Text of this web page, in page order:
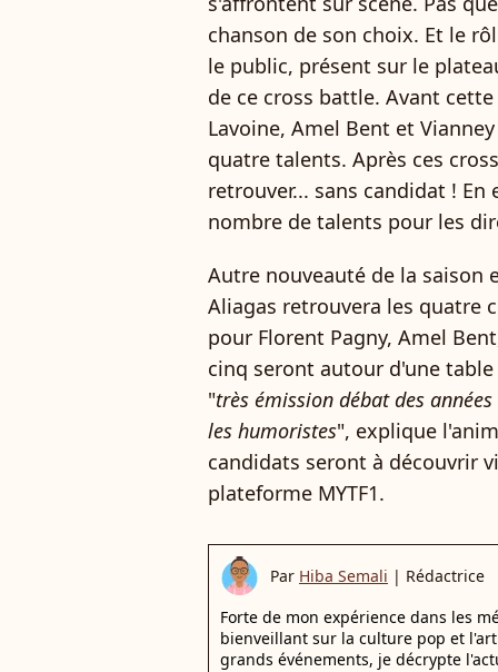
chanson de son choix. Et le
le public, présent sur le
de ce cross battle. Avant
Lavoine, Amel Bent et
quatre talents. Après ces
retrouver... sans candidat !
nombre de talents pour les
Autre nouveauté de la saison
Aliagas retrouvera les quatre
pour Florent Pagny, Amel
cinq seront autour d'une
"très émission débat des
les humoristes", explique
candidats seront à découvrir
plateforme MYTF1.
Par Hiba Semali | Rédactrice
Forte de mon expérience dans les
bienveillant sur la culture pop et
grands événements, je décrypte